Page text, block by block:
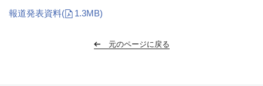
報道発表資料( 1.3MB)
元のページに戻る